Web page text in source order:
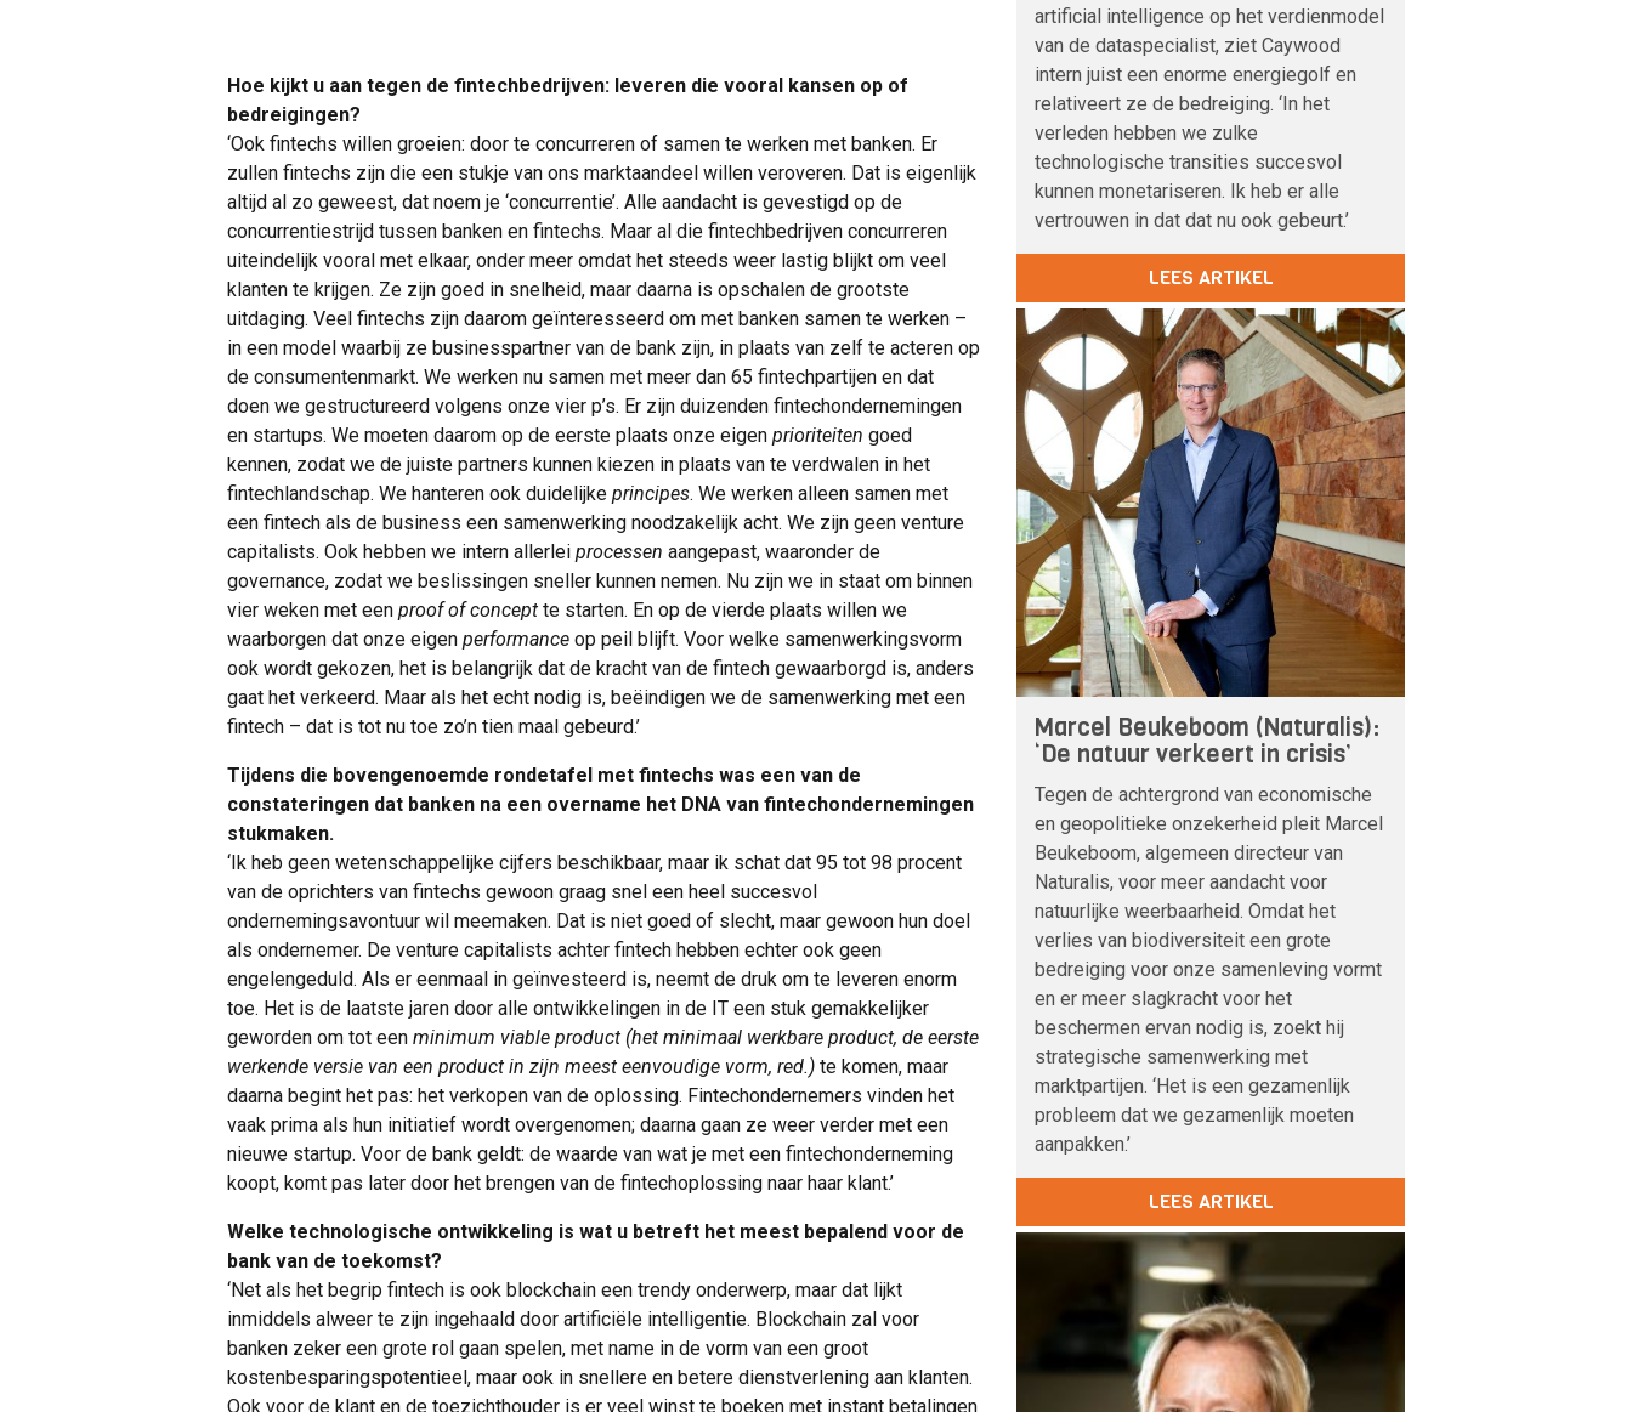
Hoe kijkt u aan tegen de fintechbedrijven: leveren die vooral kansen op of
bedreigingen?
‘Ook fintechs willen groeien: door te concurreren of samen te werken met banken. Er
zullen fintechs zijn die een stukje van ons marktaandeel willen veroveren. Dat is eigenlijk
altijd al zo geweest, dat noem je ‘concurrentie’. Alle aandacht is gevestigd op de
concurrentiestrijd tussen banken en fintechs. Maar al die fintechbedrijven concurreren
uiteindelijk vooral met elkaar, onder meer omdat het steeds weer lastig blijkt om veel
klanten te krijgen. Ze zijn goed in snelheid, maar daarna is opschalen de grootste
uitdaging. Veel fintechs zijn daarom geïnteresseerd om met banken samen te werken –
in een model waarbij ze businesspartner van de bank zijn, in plaats van zelf te acteren op
de consumentenmarkt. We werken nu samen met meer dan 65 fintechpartijen en dat
doen we gestructureerd volgens onze vier p’s. Er zijn duizenden fintechondernemingen
en startups. We moeten daarom op de eerste plaats onze eigen prioriteiten goed
kennen, zodat we de juiste partners kunnen kiezen in plaats van te verdwalen in het
fintechlandschap. We hanteren ook duidelijke principes. We werken alleen samen met
een fintech als de business een samenwerking noodzakelijk acht. We zijn geen venture
capitalists. Ook hebben we intern allerlei processen aangepast, waaronder de
governance, zodat we beslissingen sneller kunnen nemen. Nu zijn we in staat om binnen
vier weken met een proof of concept te starten. En op de vierde plaats willen we
waarborgen dat onze eigen performance op peil blijft. Voor welke samenwerkingsvorm
ook wordt gekozen, het is belangrijk dat de kracht van de fintech gewaarborgd is, anders
gaat het verkeerd. Maar als het echt nodig is, beëindigen we de samenwerking met een
fintech – dat is tot nu toe zo’n tien maal gebeurd.’
Tijdens die bovengenoemde rondetafel met fintechs was een van de
constateringen dat banken na een overname het DNA van fintechondernemingen
stukmaken.
‘Ik heb geen wetenschappelijke cijfers beschikbaar, maar ik schat dat 95 tot 98 procent
van de oprichters van fintechs gewoon graag snel een heel succesvol
ondernemingsavontuur wil meemaken. Dat is niet goed of slecht, maar gewoon hun doel
als ondernemer. De venture capitalists achter fintech hebben echter ook geen
engelengeduld. Als er eenmaal in geïnvesteerd is, neemt de druk om te leveren enorm
toe. Het is de laatste jaren door alle ontwikkelingen in de IT een stuk gemakkelijker
geworden om tot een minimum viable product (het minimaal werkbare product, de eerste
werkende versie van een product in zijn meest eenvoudige vorm, red.) te komen, maar
daarna begint het pas: het verkopen van de oplossing. Fintechondernemers vinden het
vaak prima als hun initiatief wordt overgenomen; daarna gaan ze weer verder met een
nieuwe startup. Voor de bank geldt: de waarde van wat je met een fintechonderneming
koopt, komt pas later door het brengen van de fintechoplossing naar haar klant.’
Welke technologische ontwikkeling is wat u betreft het meest bepalend voor de
bank van de toekomst?
‘Net als het begrip fintech is ook blockchain een trendy onderwerp, maar dat lijkt
inmiddels alweer te zijn ingehaald door artificiële intelligentie. Blockchain zal voor
banken zeker een grote rol gaan spelen, met name in de vorm van een groot
kostenbesparingspotentieel, maar ook in snellere en betere dienstverlening aan klanten.
Ook voor de klant en de toezichthouder is er veel winst te boeken met instant betalingen
artificial intelligence op het verdienmodel
van de dataspecialist, ziet Caywood
intern juist een enorme energiegolf en
relativeert ze de bedreiging. ‘In het
verleden hebben we zulke
technologische transities succesvol
kunnen monetariseren. Ik heb er alle
vertrouwen in dat dat nu ook gebeurt.’
LEES ARTIKEL
Marcel Beukeboom (Naturalis):
‘De natuur verkeert in crisis’
Tegen de achtergrond van economische
en geopolitieke onzekerheid pleit Marcel
Beukeboom, algemeen directeur van
Naturalis, voor meer aandacht voor
natuurlijke weerbaarheid. Omdat het
verlies van biodiversiteit een grote
bedreiging voor onze samenleving vormt
en er meer slagkracht voor het
beschermen ervan nodig is, zoekt hij
strategische samenwerking met
marktpartijen. ‘Het is een gezamenlijk
probleem dat we gezamenlijk moeten
aanpakken.’
LEES ARTIKEL